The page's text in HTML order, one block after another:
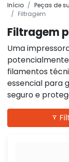
Início Peças de
Filtragem
Filtragem
Uma
filamentos
essencial para
seguro e